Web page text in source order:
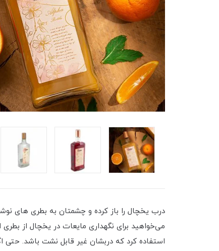
درب یخچال را باز کرده و چشمتان به بطری های
می‌‌خواهید برای نگهداری مایعات در یخچال از
استفاده کرد که دربشان غیر قابل نشت باشد. حتی